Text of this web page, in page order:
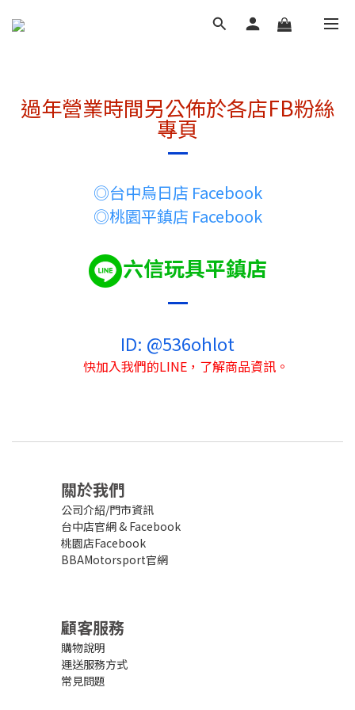
過年營業時間另公佈於各店FB粉絲
專頁
◎台中烏日店 Facebook
◎桃園平鎮店 Facebook
六信玩具平鎮店
ID: @536ohlot
快加入我們的LINE，了解商品資訊。
關於我們
公司介紹/門市資訊
台中店官網& Facebook
桃園店Facebook
BBAMotorsport官網
顧客服務
購物說明
運送服務方式
常見問題